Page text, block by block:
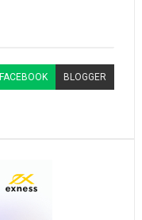
FACEBOOK BLOGGER